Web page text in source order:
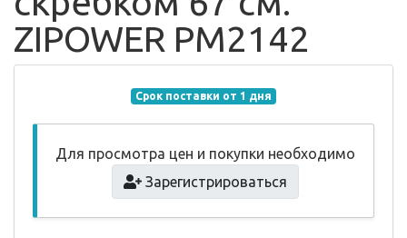
ZIPOWER PM2142
Срок поставки от 1 дня
Для просмотра цен и покупки необходимо
Зарегистрироваться